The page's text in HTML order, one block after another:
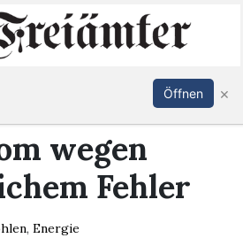
Abonnieren Anmelden
wegen
Fehler
,Energie
Öffnen ×